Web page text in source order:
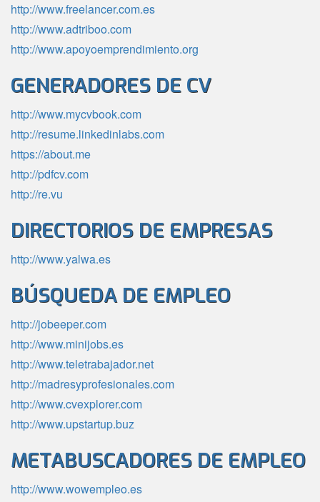
http://www.freelancer.com.es
http://www.adtriboo.com
http://www.apoyoemprendimiento.org
GENERADORES DE CV
http://www.mycvbook.com
http://resume.linkedinlabs.com
https://about.me
http://pdfcv.com
http://re.vu
DIRECTORIOS DE EMPRESAS
http://www.yalwa.es
BÚSQUEDA DE EMPLEO
http://jobeeper.com
http://www.minijobs.es
http://www.teletrabajador.net
http://madresyprofesionales.com
http://www.cvexplorer.com
http://www.upstartup.buz
METABUSCADORES DE EMPLEO
http://www.wowempleo.es